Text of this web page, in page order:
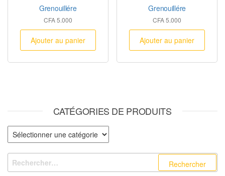
Grenouillére
CFA5.000
Ajouter au panier
Grenouillére
CFA5.000
Ajouter au panier
CATÉGORIES DE PRODUITS
Catégories de produits
Rechercher :